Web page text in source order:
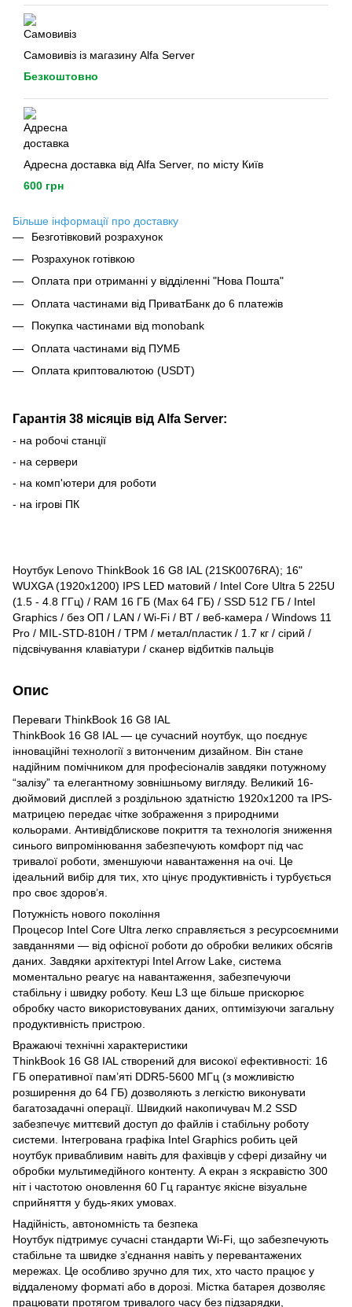
Самовивіз із магазину Alfa Server
Безкоштовно
Адресна доставка від Alfa Server, по місту Київ
600 грн
Більше інформації про доставку
Безготівковий розрахунок
Розрахунок готівкою
Оплата при отриманні у відділенні "Нова Пошта"
Оплата частинами від ПриватБанк до 6 платежів
Покупка частинами від monobank
Оплата частинами від ПУМБ
Оплата криптовалютою (USDT)
Гарантія 38 місяців від Alfa Server:
- на робочі станції
- на сервери
- на комп'ютери для роботи
- на ігрові ПК
Ноутбук Lenovo ThinkBook 16 G8 IAL (21SK0076RA); 16"
WUXGA (1920x1200) IPS LED матовий / Intel Core Ultra 5 225U
(1.5 - 4.8 ГГц) / RAM 16 ГБ (Max 64 ГБ) / SSD 512 ГБ / Intel
Graphics / без ОП / LAN / Wi-Fi / BT / веб-камера / Windows 11
Pro / MIL-STD-810H / TPM / метал/пластик / 1.7 кг / сірий /
підсвічування клавіатури / сканер відбитків пальців
Опис
Переваги ThinkBook 16 G8 IAL
ThinkBook 16 G8 IAL — це сучасний ноутбук, що поєднує
інноваційні технології з витонченим дизайном. Він стане
надійним помічником для професіоналів завдяки потужному
“залізу” та елегантному зовнішньому вигляду. Великий 16-
дюймовий дисплей з роздільною здатністю 1920x1200 та IPS-
матрицею передає чітке зображення з природними
кольорами. Антивідблискове покриття та технологія зниження
синього випромінювання забезпечують комфорт під час
тривалої роботи, зменшуючи навантаження на очі. Це
ідеальний вибір для тих, хто цінує продуктивність і турбується
про своє здоров’я.
Потужність нового покоління
Процесор Intel Core Ultra легко справляється з ресурсоємними
завданнями — від офісної роботи до обробки великих обсягів
даних. Завдяки архітектурі Intel Arrow Lake, система
моментально реагує на навантаження, забезпечуючи
стабільну і швидку роботу. Кеш L3 ще більше прискорює
обробку часто використовуваних даних, оптимізуючи загальну
продуктивність пристрою.
Вражаючі технічні характеристики
ThinkBook 16 G8 IAL створений для високої ефективності: 16
ГБ оперативної пам’яті DDR5-5600 МГц (з можливістю
розширення до 64 ГБ) дозволяють з легкістю виконувати
багатозадачні операції. Швидкий накопичувач M.2 SSD
забезпечує миттєвий доступ до файлів і стабільну роботу
системи. Інтегрована графіка Intel Graphics робить цей
ноутбук привабливим навіть для фахівців у сфері дизайну чи
обробки мультимедійного контенту. А екран з яскравістю 300
ніт і частотою оновлення 60 Гц гарантує якісне візуальне
сприйняття у будь-яких умовах.
Надійність, автономність та безпека
Ноутбук підтримує сучасні стандарти Wi-Fi, що забезпечують
стабільне та швидке з’єднання навіть у перевантажених
мережах. Це особливо зручно для тих, хто часто працює у
віддаленому форматі або в дорозі. Містка батарея дозволяє
працювати протягом тривалого часу без підзарядки,